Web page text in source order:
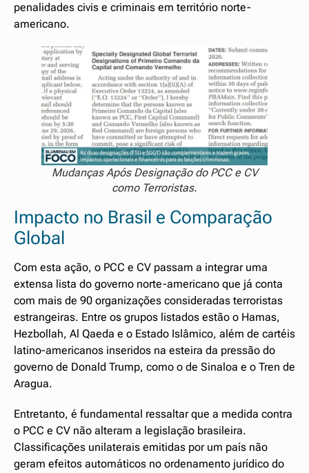
penalidades civis e criminais em território norte-
americano.
Mudanças Após Designação do PCC e CV
como Terroristas.
Impacto no Brasil e Comparação
Global
Com esta ação, o PCC e CV passam a integrar uma
extensa lista do governo norte-americano que já conta
com mais de 90 organizações consideradas terroristas
estrangeiras. Entre os grupos listados estão o Hamas,
Hezbollah, Al Qaeda e o Estado Islâmico, além de cartéis
latino-americanos inseridos na esteira da pressão do
governo de Donald Trump, como o de Sinaloa e o Tren de
Aragua.
Entretanto, é fundamental ressaltar que a medida contra
o PCC e CV não alteram a legislação brasileira.
Classificações unilaterais emitidas por um país não
geram efeitos automáticos no ordenamento jurídico do